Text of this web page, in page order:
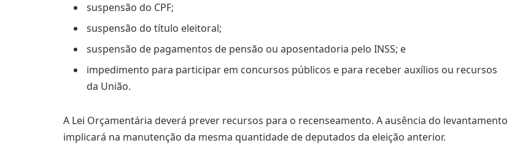
suspensão do CPF;
suspensão do título eleitoral;
suspensão de pagamentos de pensão ou aposentadoria pelo INSS; e
impedimento para participar em concursos públicos e para receber auxílios ou recursos
da União.
A Lei Orçamentária deverá prever recursos para o recenseamento. A ausência do levantamento
implicará na manutenção da mesma quantidade de deputados da eleição anterior.